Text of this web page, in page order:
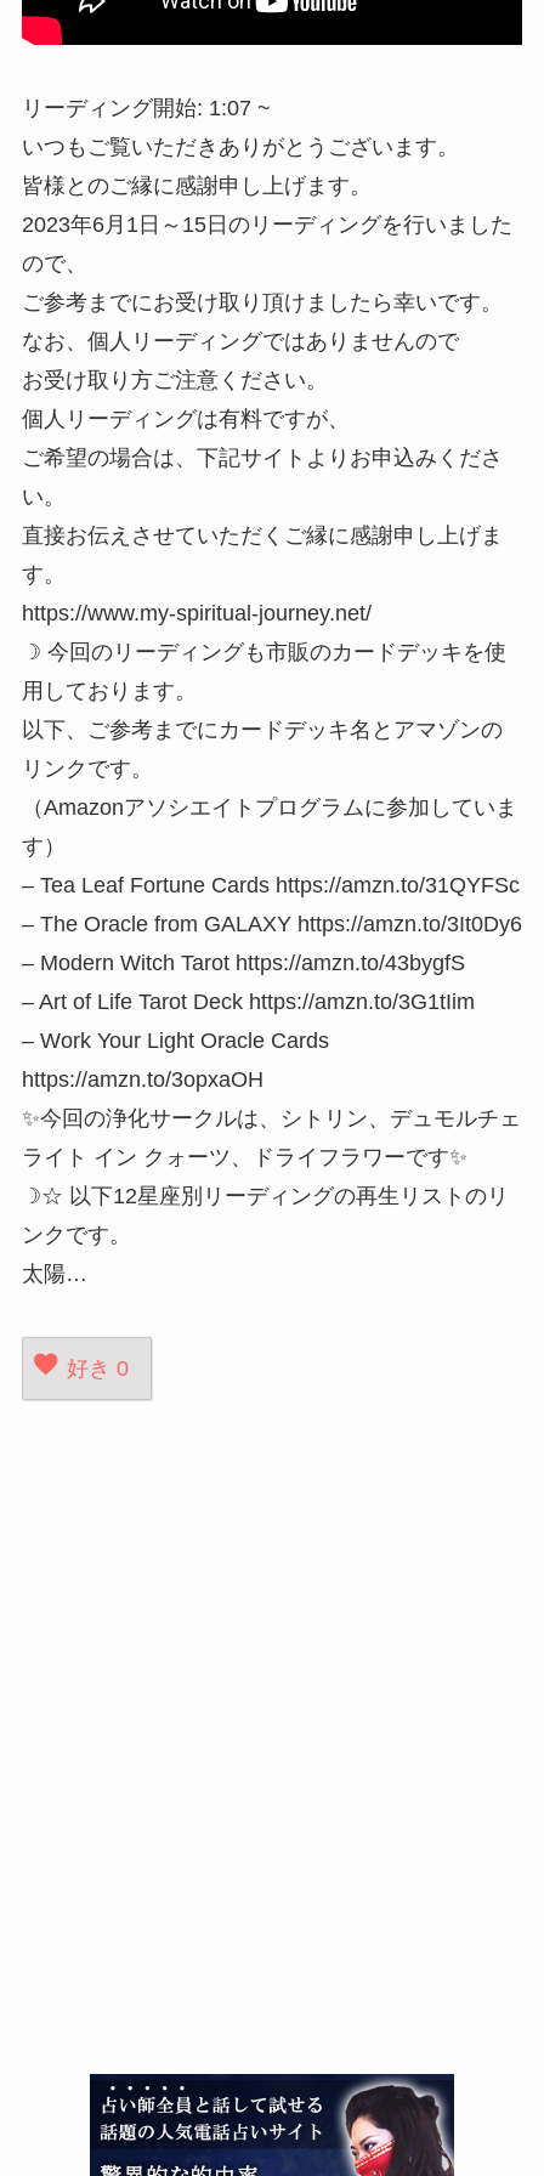
リーディング開始: 1:07 ~
いつもご覧いただきありがとうございます。
皆様とのご縁に感謝申し上げます。
2023年6月1日～15日のリーディングを行いました
ので、
ご参考までにお受け取り頂けましたら幸いです。
なお、個人リーディングではありませんので
お受け取り方ご注意ください。
個人リーディングは有料ですが、
ご希望の場合は、下記サイトよりお申込みくださ
い。
直接お伝えさせていただくご縁に感謝申し上げま
す。
https://www.my-spiritual-journey.net/
☽ 今回のリーディングも市販のカードデッキを使
用しております。
以下、ご参考までにカードデッキ名とアマゾンの
リンクです。
（Amazonアソシエイトプログラムに参加していま
す）
– Tea Leaf Fortune Cards https://amzn.to/31QYFSc
– The Oracle from GALAXY https://amzn.to/3It0Dy6
– Modern Witch Tarot https://amzn.to/43bygfS
– Art of Life Tarot Deck https://amzn.to/3G1tIim
– Work Your Light Oracle Cards
https://amzn.to/3opxaOH
✨今回の浄化サークルは、シトリン、デュモルチェ
ライト イン クォーツ、ドライフラワーです✨
☽☆ 以下12星座別リーディングの再生リストのリ
ンクです。
太陽…
好き 0